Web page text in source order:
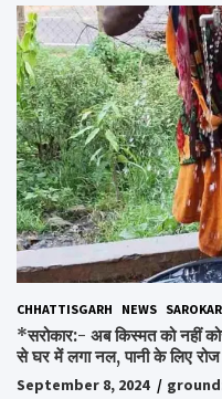
CHHATTISGARH NEWS SAROKAR
*सरोकार:- अब किस्मत को नहीं
से घर में लगा नल, पानी के लिए
September 8, 2024